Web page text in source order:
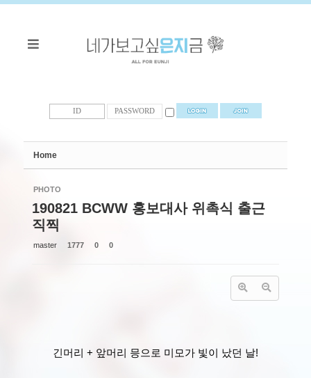
Home
PHOTO
190821 BCWW 홍보대사 위촉식 출근
직찍
master 1777 0 0
긴머리 + 앞머리 믕으로 미모가 빛이 났던 날!
Sketchbook5, 스케치북5
Sketchbook5, 스케치북5